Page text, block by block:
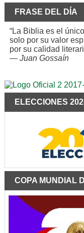
FRASE DEL DÍA
“La Biblia es el
solo por su valor
por su calidad
— Juan Gossaín
ELECCIONES
COPA MUNDIAL